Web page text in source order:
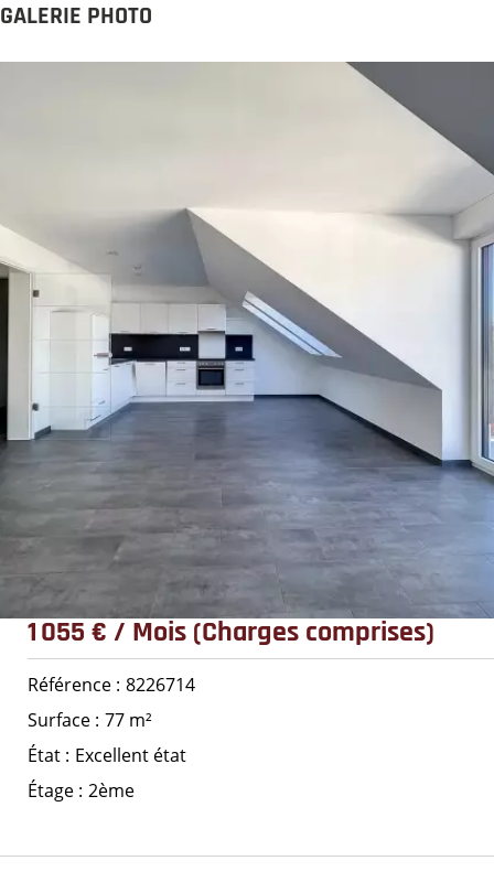
GALERIE PHOTO
1 055 € / Mois (Charges comprises)
Référence 8226714
Surface 77 m²
État
Excellent état
Étage 2ème